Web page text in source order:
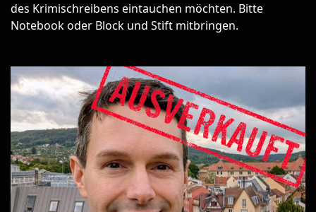
des Krimischreibens eintauchen möchten. Bitte
Notebook oder Block und Stift mitbringen.